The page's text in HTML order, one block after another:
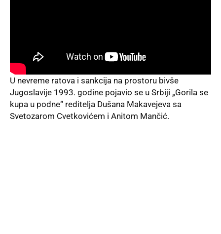
U nevreme ratova i sankcija na prostoru bivše
Jugoslavije 1993. godine pojavio se u Srbiji „Gorila se
kupa u podne“ reditelja Dušana Makavejeva sa
Svetozarom Cvetkovićem i Anitom Mančić.